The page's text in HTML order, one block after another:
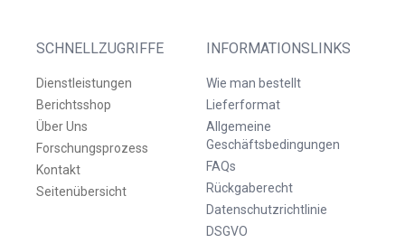
SCHNELLZUGRIFFE
Dienstleistungen
Berichtsshop
Über Uns
Forschungsprozess
Kontakt
Seitenübersicht
INFORMATIONSLINKS
Wie man bestellt
Lieferformat
Allgemeine
Geschäftsbedingungen
FAQs
Rückgaberecht
Datenschutzrichtlinie
DSGVO